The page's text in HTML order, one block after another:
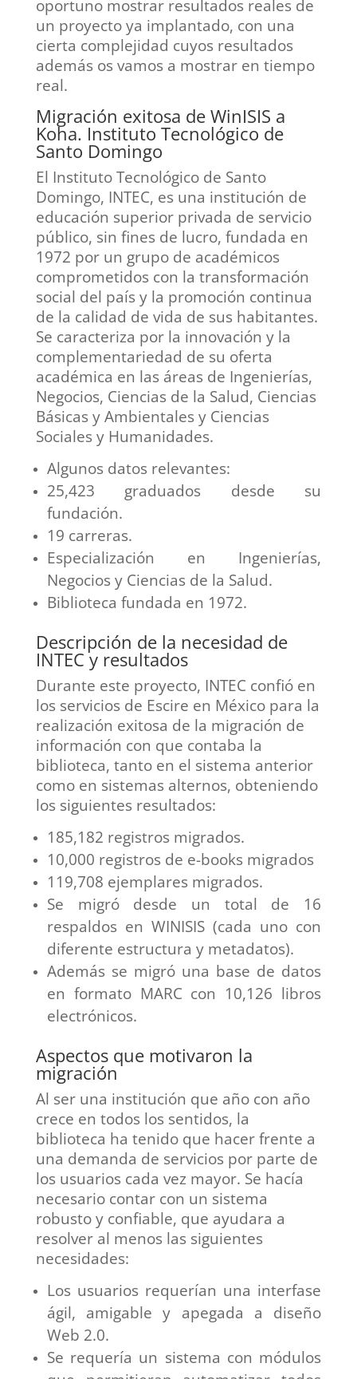
oportuno mostrar resultados reales de
un proyecto ya implantado, con una
cierta complejidad cuyos resultados
además os vamos a mostrar en tiempo
real.
Migración exitosa de WinISIS a
Koha. Instituto Tecnológico de
Santo Domingo
El Instituto Tecnológico de Santo
Domingo, INTEC, es una institución de
educación superior privada de servicio
público, sin fines de lucro, fundada en
1972 por un grupo de académicos
comprometidos con la transformación
social del país y la promoción continua
de la calidad de vida de sus habitantes.
Se caracteriza por la innovación y la
complementariedad de su oferta
académica en las áreas de Ingenierías,
Negocios, Ciencias de la Salud, Ciencias
Básicas y Ambientales y Ciencias
Sociales y Humanidades.
Algunos datos relevantes:
25,423 graduados desde su
fundación.
19 carreras.
Especialización en Ingenierías,
Negocios y Ciencias de la Salud.
Biblioteca fundada en 1972.
Descripción de la necesidad de
INTEC y resultados
Durante este proyecto, INTEC confió en
los servicios de Escire en México para la
realización exitosa de la migración de
información con que contaba la
biblioteca, tanto en el sistema anterior
como en sistemas alternos, obteniendo
los siguientes resultados:
185,182 registros migrados.
10,000 registros de e-books migrados
119,708 ejemplares migrados.
Se migró desde un total de 16
respaldos en WINISIS (cada uno con
diferente estructura y metadatos).
Además se migró una base de datos
en formato MARC con 10,126 libros
electrónicos.
Aspectos que motivaron la
migración
Al ser una institución que año con año
crece en todos los sentidos, la
biblioteca ha tenido que hacer frente a
una demanda de servicios por parte de
los usuarios cada vez mayor. Se hacía
necesario contar con un sistema
robusto y confiable, que ayudara a
resolver al menos las siguientes
necesidades:
Los usuarios requerían una interfase
ágil, amigable y apegada a diseño
Web 2.0.
Se requería un sistema con módulos